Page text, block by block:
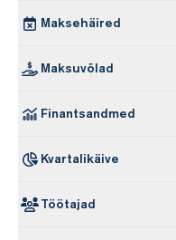
Maksehäired
Maksuvõlad
Finantsandmed
Kvartalikäive
Töötajad